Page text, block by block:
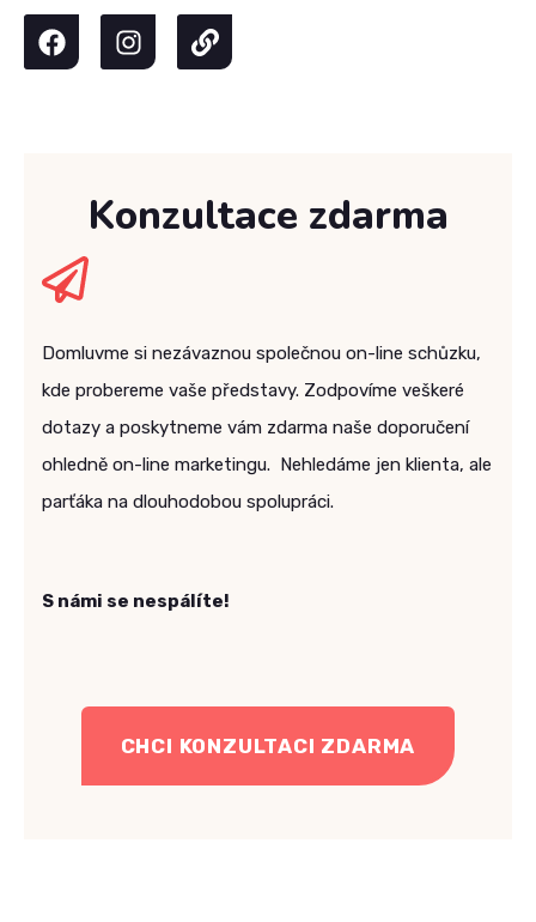
Konzultace zdarma
Domluvme si nezávaznou společnou on-line schůzku,
kde probereme vaše představy. Zodpovíme veškeré
dotazy a poskytneme vám zdarma naše doporučení
ohledně on-line marketingu. Nehledáme jen klienta, ale
parťáka na dlouhodobou spolupráci.
S námi se nespálíte!
CHCI KONZULTACI ZDARMA